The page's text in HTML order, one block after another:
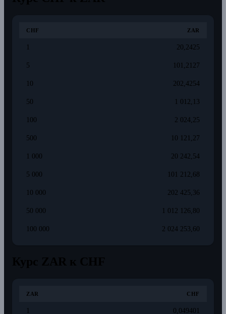
CHF ZAR
1 20,2425
5 101,2127
10 202,4254
50 1 012,13
100 2 024,25
500 10 121,27
1 000 20 242,54
5 000 101 212,68
10 000 202 425,36
50 000 1 012 126,80
100 000 2 024 253,60
ZAR CHF
0,049401